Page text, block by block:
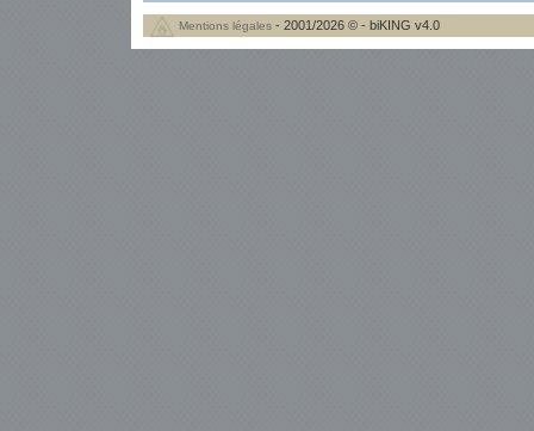
Mentions légales - 2001/2026 © - biKING v4.0